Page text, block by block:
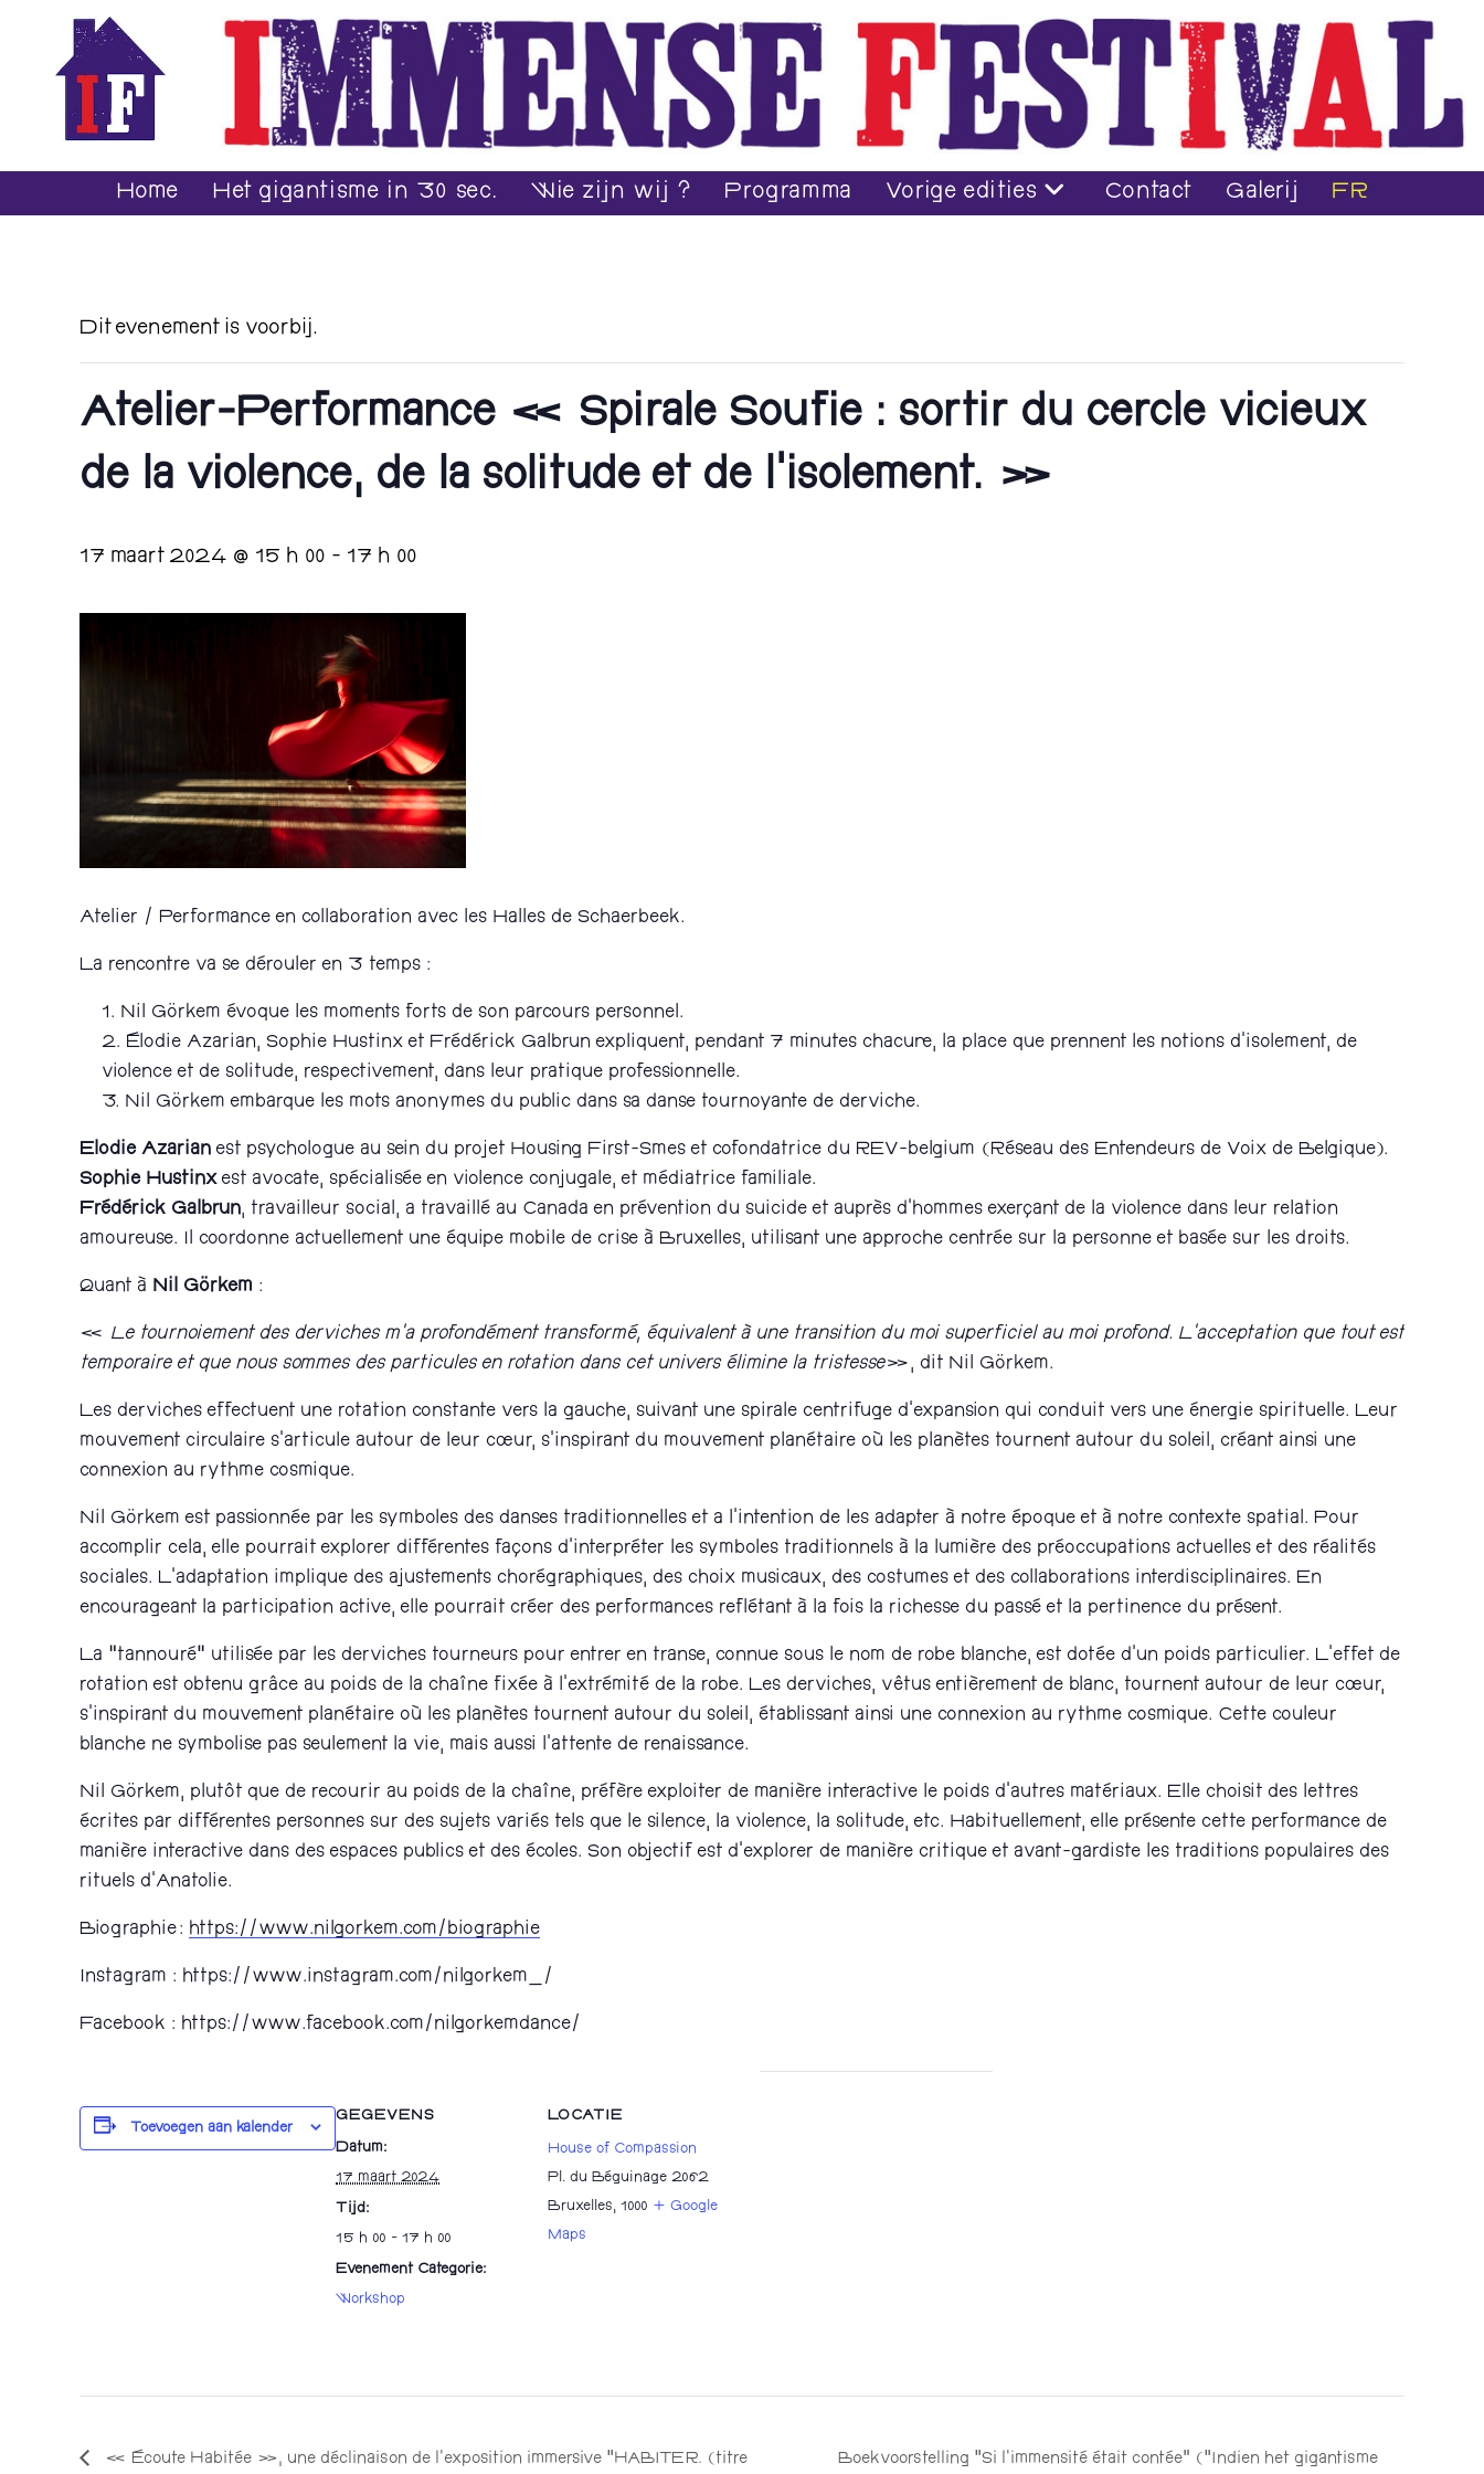
Home Het gigantisme in 30 sec. Wie zijn wij ? Programma Vorige edities Contact Galerij FR
Dit evenement is voorbij.
Atelier-Performance « Spirale Soufie : sortir du cercle vicieux
de la violence, de la solitude et de l’isolement. »
17 maart 2024 @ 15 h 00 - 17 h 00
Atelier / Performance en collaboration avec les Halles de Schaerbeek.
La rencontre va se dérouler en 3 temps :
Nil Görkem évoque les moments forts de son parcours personnel.
Élodie Azarian, Sophie Hustinx et Frédérick Galbrun expliquent, pendant 7 minutes chacun·e, la place que prennent les notions d’isolement, de
violence et de solitude, respectivement, dans leur pratique professionnelle.
Nil Görkem embarque les mots anonymes du public dans sa danse tournoyante de derviche.
Elodie Azarian est psychologue au sein du projet Housing First-Smes et cofondatrice du REV-belgium (Réseau des Entendeurs de Voix de Belgique).
Sophie Hustinxest avocate, spécialisée en violence conjugale, et médiatrice familiale.
Frédérick Galbrun, travailleur social, a travaillé au Canada en prévention du suicide et auprès d’hommes exerçant de la violence dans leur relation
amoureuse. Il coordonne actuellement une équipe mobile de crise à Bruxelles, utilisant une approche centrée sur la personne et basée sur les droits.
Quant à Nil Görkem :
« Le tournoiement des derviches m’a profondément transformé, équivalent à une transition du moi superficiel au moi profond. L’acceptation que tout est
temporaire et que nous sommes des particules en rotation dans cet univers élimine la tristesse», dit Nil Görkem.
Les derviches effectuent une rotation constante vers la gauche, suivant une spirale centrifuge d’expansion qui conduit vers une énergie spirituelle. Leur
mouvement circulaire s’articule autour de leur cœur, s’inspirant du mouvement planétaire où les planètes tournent autour du soleil, créant ainsi une
connexion au rythme cosmique.
Nil Görkem est passionnée par les symboles des danses traditionnelles et a l’intention de les adapter à notre époque et à notre contexte spatial. Pour
accomplir cela, elle pourrait explorer différentes façons d’interpréter les symboles traditionnels à la lumière des préoccupations actuelles et des réalités
sociales. L’adaptation implique des ajustements chorégraphiques, des choix musicaux, des costumes et des collaborations interdisciplinaires. En
encourageant la participation active, elle pourrait créer des performances reflétant à la fois la richesse du passé et la pertinence du présent.
La “tannouré” utilisée par les derviches tourneurs pour entrer en transe, connue sous le nom de robe blanche, est dotée d’un poids particulier. L’effet de
rotation est obtenu grâce au poids de la chaîne fixée à l’extrémité de la robe. Les derviches, vêtus entièrement de blanc, tournent autour de leur cœur,
s’inspirant du mouvement planétaire où les planètes tournent autour du soleil, établissant ainsi une connexion au rythme cosmique. Cette couleur
blanche ne symbolise pas seulement la vie, mais aussi l’attente de renaissance.
Nil Görkem, plutôt que de recourir au poids de la chaîne, préfère exploiter de manière interactive le poids d’autres matériaux. Elle choisit des lettres
écrites par différentes personnes sur des sujets variés tels que le silence, la violence, la solitude, etc. Habituellement, elle présente cette performance de
manière interactive dans des espaces publics et des écoles. Son objectif est d’explorer de manière critique et avant-gardiste les traditions populaires des
rituels d’Anatolie.
Biographie : https://www.nilgorkem.com/biographie
Instagram : https://www.instagram.com/nilgorkem_/
Facebook : https://www.facebook.com/nilgorkemdance/
Toevoegen aan kalender
GEGEVENS
Datum:
17 maart 2024
Tijd:
15 h 00 - 17 h 00
Evenement Categorie:
Workshop
LOCATIE
House of Compassion
Pl. du Béguinage 2062
Bruxelles 1000 + Google
Maps
« Écoute Habitée », une déclinaison de l’exposition immersive “HABITER. (titre Boekvoorstelling “Si l’immensité était contée” (“Indien het gigantisme